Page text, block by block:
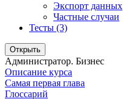
Экспорт данных
Частные случаи
Тесты (3)
Открыть
Администратор. Бизнес
Описание курса
Самая первая глава
Глоссарий